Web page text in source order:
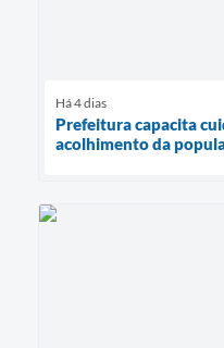
Há 4 dias
Prefeitura capacita
acolhimento da